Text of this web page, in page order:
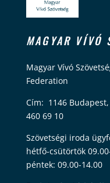
MAGYAR VÍVÓ
Magyar Vívó
Federation
Cím: 1146
460 69 10
Szövetségi iroda
hétfő-csütörtök
péntek: 09.00-14.00